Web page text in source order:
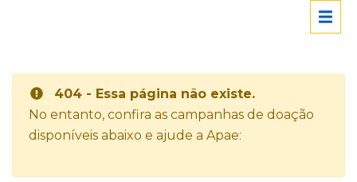
404 - Essa página não existe.
No entanto, confira as campanhas de doação
disponíveis abaixo e ajude a Apae: